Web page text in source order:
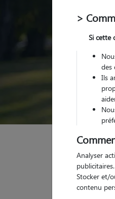
>
Si cette
des
Ils
Analyser
Stocker et/
contenu